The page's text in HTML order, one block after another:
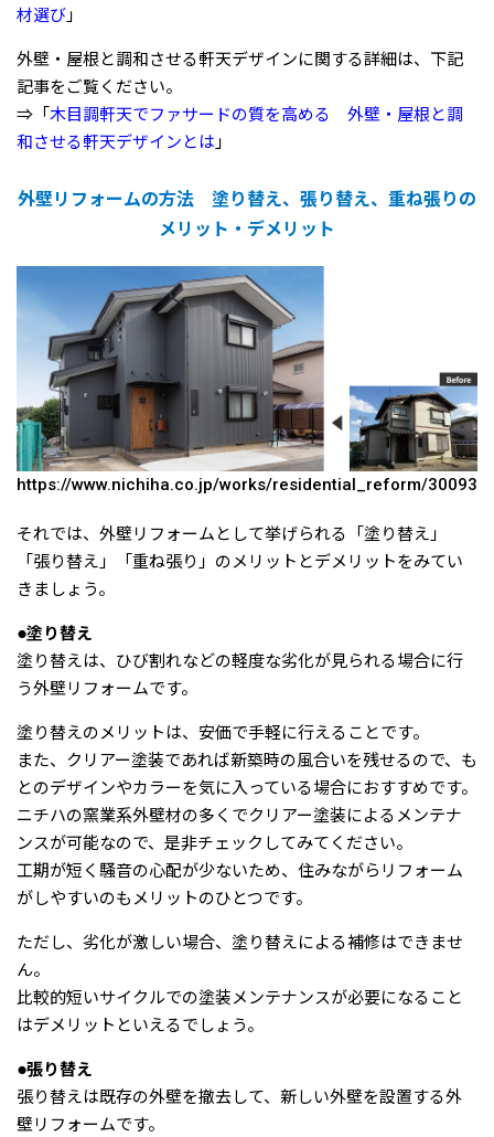
材選び 」
外壁・屋根と調和させる軒天デザインに関する詳細は、下記
記事をご覧ください。
⇒「 木目調軒天でファサードの質を高める 外壁・屋根と調
和させる軒天デザインとは 」
外壁リフォームの方法 塗り替え、張り替え、重ね張りの
メリット・デメリット
https://www.nichiha.co.jp/works/residential_reform/30093
それでは、外壁リフォームとして挙げられる「塗り替え」
「張り替え」「重ね張り」のメリットとデメリットをみてい
きましょう。
●塗り替え
塗り替えは、ひび割れなどの軽度な劣化が見られる場合に行
う外壁リフォームです。
塗り替えのメリットは、安価で手軽に行えることです。
また、クリアー塗装であれば新築時の風合いを残せるので、も
とのデザインやカラーを気に入っている場合におすすめです。
ニチハの窯業系外壁材の多くでクリアー塗装によるメンテナ
ンスが可能なので、是非チェックしてみてください。
工期が短く騒音の心配が少ないため、住みながらリフォーム
がしやすいのもメリットのひとつです。
ただし、劣化が激しい場合、塗り替えによる補修はできませ
ん。
比較的短いサイクルでの塗装メンテナンスが必要になること
はデメリットといえるでしょう。
●張り替え
張り替えは既存の外壁を撤去して、新しい外壁を設置する外
壁リフォームです。